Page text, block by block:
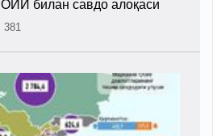
билан савдо алоқаси
381